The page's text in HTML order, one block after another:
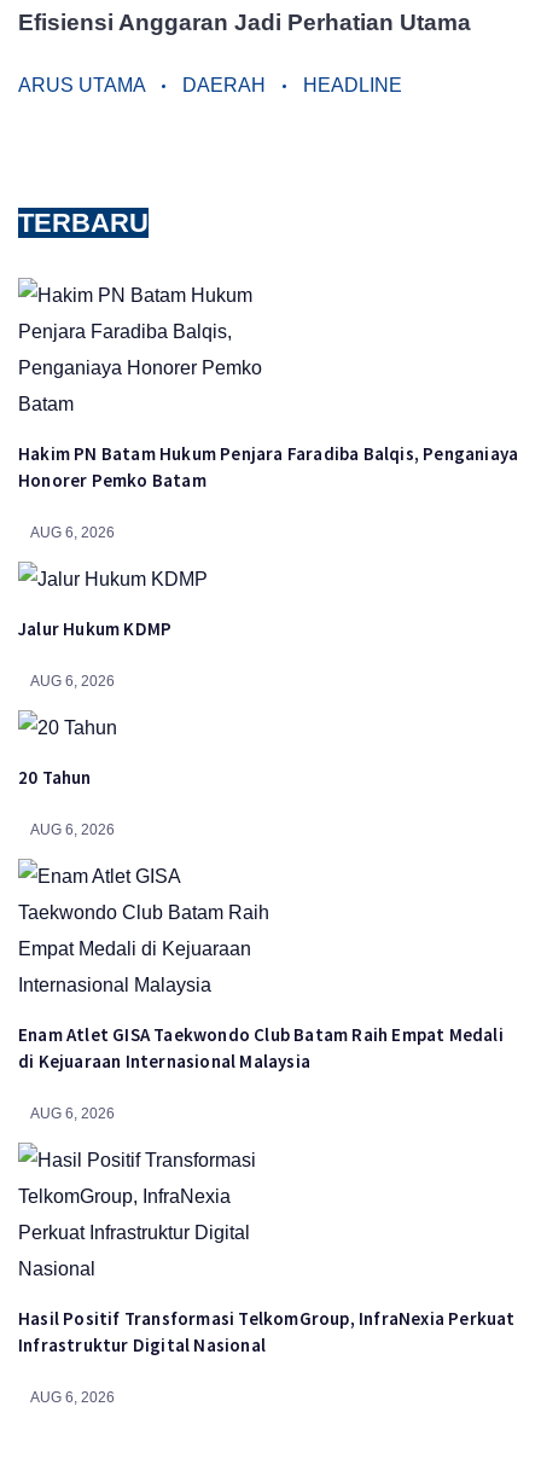
Efisiensi Anggaran Jadi Perhatian Utama
ARUS UTAMA DAERAH HEADLINE
TERBARU
Hakim PN Batam Hukum Penjara Faradiba Balqis, Penganiaya
Honorer Pemko Batam
AUG 6, 2026
Jalur Hukum KDMP
AUG 6, 2026
20 Tahun
AUG 6, 2026
Enam Atlet GISA Taekwondo Club Batam Raih Empat Medali
di Kejuaraan Internasional Malaysia
AUG 6, 2026
Hasil Positif Transformasi TelkomGroup, InfraNexia Perkuat
Infrastruktur Digital Nasional
AUG 6, 2026